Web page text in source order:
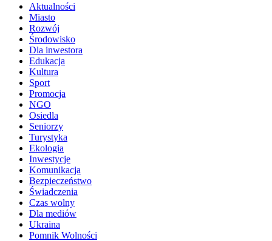
Aktualności
Miasto
Rozwój
Środowisko
Dla inwestora
Edukacja
Kultura
Sport
Promocja
NGO
Osiedla
Seniorzy
Turystyka
Ekologia
Inwestycje
Komunikacja
Bezpieczeństwo
Świadczenia
Czas wolny
Dla mediów
Ukraina
Pomnik Wolności